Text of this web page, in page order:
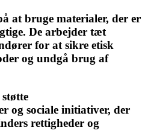
at bruge materialer, der er
De arbejder tæt
for at sikre etisk
og undgå brug af
og sociale initiativer, der
rettigheder og